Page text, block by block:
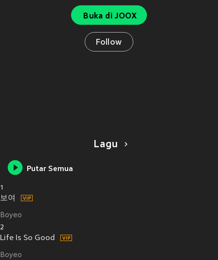
Buka di JOOX
Follow
Lagu
Putar Semua
1
보여
Boyeo
2
Life Is So Good
Boyeo